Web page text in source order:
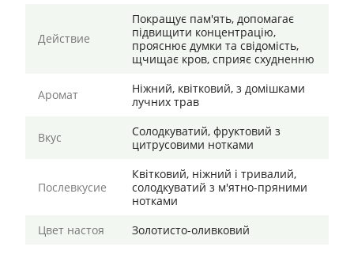
Действие
Покращує пам'ять, допомагає
підвищити концентрацію,
прояснює думки та свідомість,
щчищає кров, сприяє схудненню
Аромат
Ніжний, квітковий, з домішками
лучних трав
Вкус
Солодкуватий, фруктовий з
цитрусовими нотками
Послевкусие
Квітковий, ніжний і тривалий,
солодкуватий з м'ятно-пряними
нотками
Цвет настоя
Золотисто-оливковий